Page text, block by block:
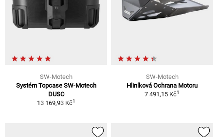
SW-Motech
Systém Topcase SW-Motech
DUSC
13 169,93 Kč1
SW-Motech
Hliníková Ochrana Motoru
7 491,15 Kč1